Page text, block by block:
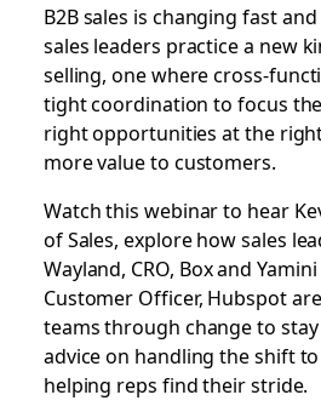
B2B sales is changing fast
sales leaders practice a new
selling, one where cross-
tight coordination to focus
right opportunities at the
more value to customers.
Watch this webinar to hear
of Sales, explore how sales
Wayland, CRO, Box and
Customer Officer, Hubspot
teams through change to
advice on handling the shift
helping reps find their stride.